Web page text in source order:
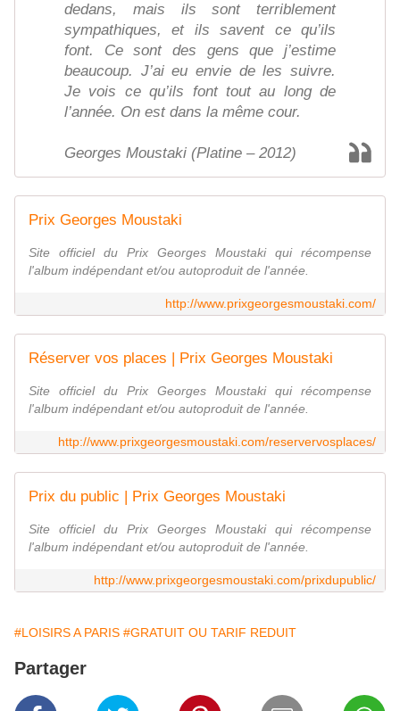
dedans, mais ils sont terriblement
sympathiques, et ils savent ce qu’ils
font. Ce sont des gens que j’estime
beaucoup. J’ai eu envie de les suivre.
Je vois ce qu’ils font tout au long de
l’année. On est dans la même cour.
Georges Moustaki (Platine – 2012)
Prix Georges Moustaki
Site officiel du Prix Georges Moustaki qui récompense
l'album indépendant et/ou autoproduit de l'année.
http://www.prixgeorgesmoustaki.com/
Réserver vos places | Prix Georges Moustaki
Site officiel du Prix Georges Moustaki qui récompense
l'album indépendant et/ou autoproduit de l'année.
http://www.prixgeorgesmoustaki.com/reservervosplaces/
Prix du public | Prix Georges Moustaki
Site officiel du Prix Georges Moustaki qui récompense
l'album indépendant et/ou autoproduit de l'année.
http://www.prixgeorgesmoustaki.com/prixdupublic/
#LOISIRS A PARIS #GRATUIT OU TARIF REDUIT
Partager